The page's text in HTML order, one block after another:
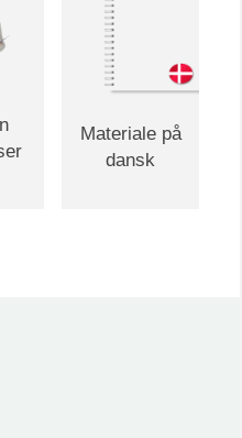
Materiale på
dansk